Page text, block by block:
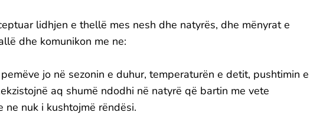
lidhjen e thellë mes nesh dhe natyrës, dhe mënyrat e
dhe komunikon me ne:
jo në sezonin e duhur, temperaturën e detit, pushtimin e
aq shumë ndodhi në natyrë që bartin me vete
ne nuk i kushtojmë rëndësi.